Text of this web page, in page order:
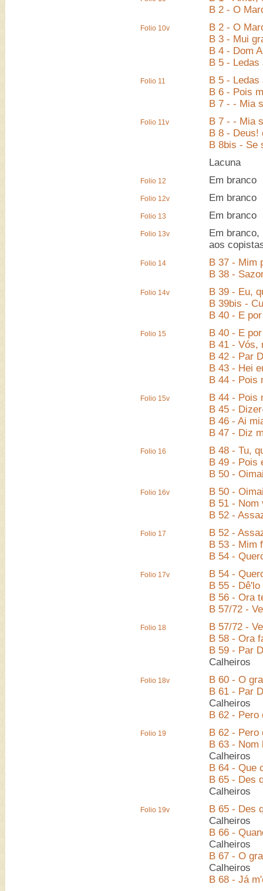
B 2 - O
Folio 10v
B 2 - O
B 3 - Mui
B 4 - Dom
B 5 - Ledas
Folio 11
B 5 - Ledas
B 6 - Pois
B 7 - - Mia
Folio 11v
B 7 - - Mia
B 8 - Deus!
B 8bis - Se
Lacuna
Folio 12 Em branco
Folio 12v Em branco
Folio 13 Em branco
Folio 13v
Em branco,
aos
Folio 14
B 37 - Mim
B 38 -
Folio 14v
B 39 - Eu,
B 39bis -
B 40 - E
Folio 15
B 40 - E
B 41 - Vós,
B 42 - Par
B 43 - Hei
B 44 - Pois
Folio 15v
B 44 - Pois
B 45 -
B 46 - Ai
B 47 - Diz
Folio 16
B 48 - Tu,
B 49 - Pois
B 50 -
Folio 16v
B 50 -
B 51 - Nom
B 52 -
Folio 17
B 52 -
B 53 - Mim
B 54 -
Folio 17v
B 54 -
B 55 -
B 56 - Ora
B 57/72 -
Folio 18
B 57/72 -
B 58 - Ora
B 59 - Par
Calheiros
Folio 18v
B 60 - O
B 61 - Par
Calheiros
B 62 - Pero
Folio 19
B 62 - Pero
B 63 - Nom
Calheiros
B 64 - Que
B 65 - Des
Calheiros
Folio 19v
B 65 - Des
Calheiros
B 66 -
Calheiros
B 67 - O
Calheiros
B 68 - Já